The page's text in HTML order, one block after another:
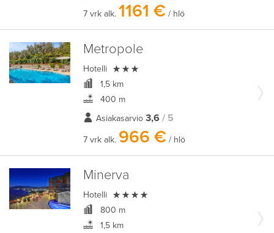
7 vrk alk. 1161 € / hlö
Metropole
Hotelli 
1,5 km
400 m
Asiakasarvio 3,6 / 5
7 vrk alk. 966 € / hlö
Minerva
Hotelli 
800 m
1,5 km